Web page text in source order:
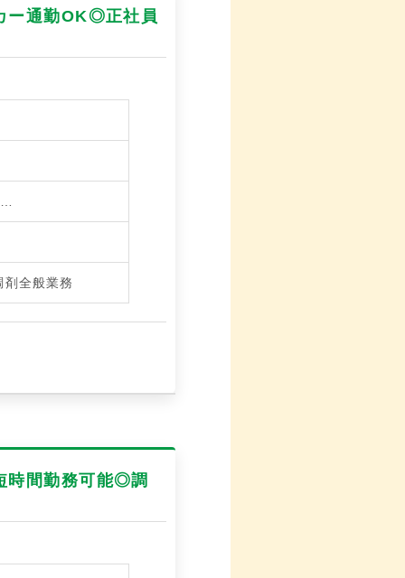
ー通勤OK◎正社員
…
全般業務
間勤務可能◎調